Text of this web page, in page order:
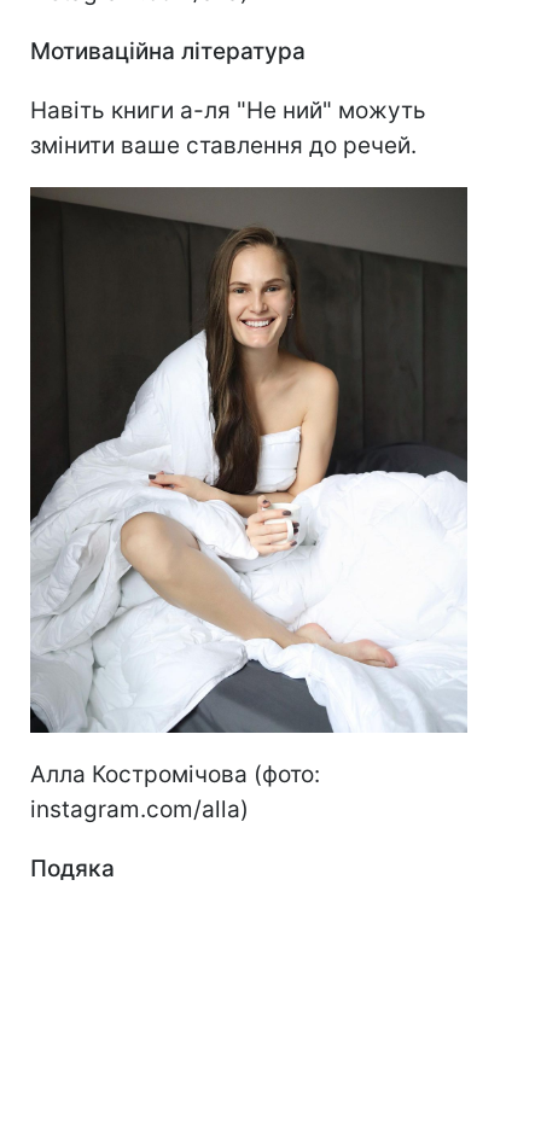
Мотиваційна література
Навіть книги а-ля "Не ний" можуть
змінити ваше ставлення до речей.
Алла Костромічова (фото:
instagram.com/alla)
Подяка